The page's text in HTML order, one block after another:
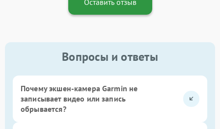
Вопросы и ответы
Почему экшен-камера Garmin не
записывает видео или запись
обрывается?